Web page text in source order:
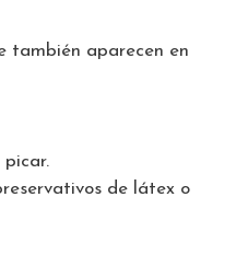
también aparecen en
picar.
de látex o